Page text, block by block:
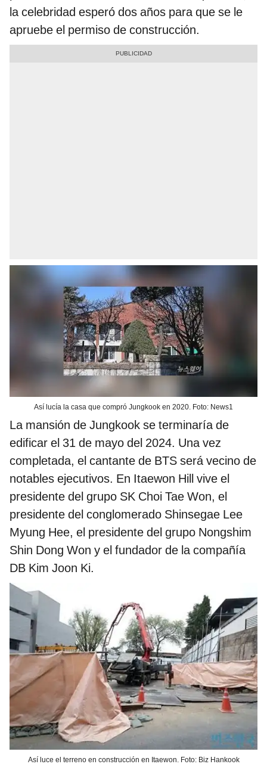
la celebridad esperó dos años para que se le
apruebe el permiso de construcción.
Así lucía la casa que compró Jungkook en 2020. Foto: News1
La mansión de Jungkook se terminaría de
edificar el 31 de mayo del 2024. Una vez
completada, el cantante de BTS será vecino de
notables ejecutivos. En Itaewon Hill vive el
presidente del grupo SK Choi Tae Won, el
presidente del conglomerado Shinsegae Lee
Myung Hee, el presidente del grupo Nongshim
Shin Dong Won y el fundador de la compañía
DB Kim Joon Ki.
Así luce el terreno en construcción en Itaewon. Foto: Biz Hankook